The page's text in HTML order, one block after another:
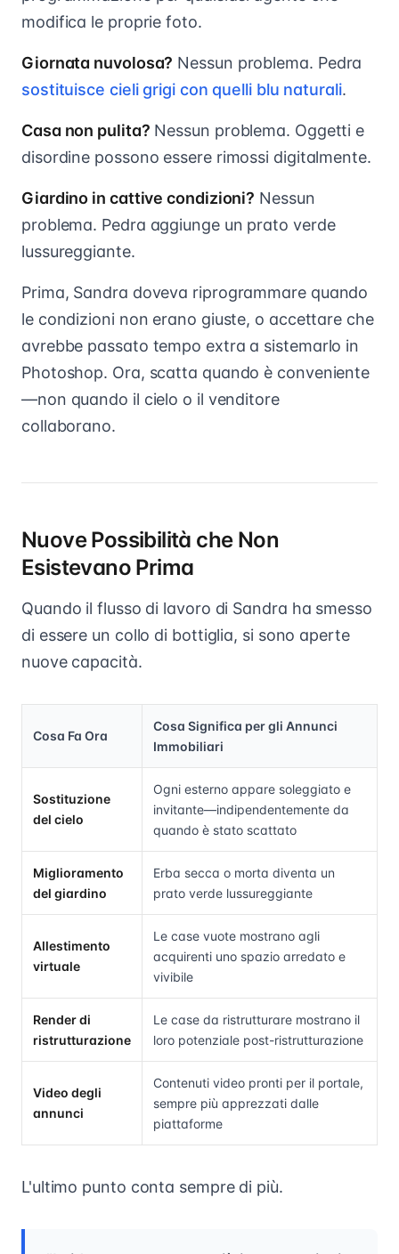
modifica le proprie foto.
Giornata nuvolosa? Nessun problema. Pedra
sostituisce cieli grigi con quelli blu naturali.
Casa non pulita? Nessun problema. Oggetti e
disordine possono essere rimossi digitalmente.
Giardino in cattive condizioni? Nessun
problema. Pedra aggiunge un prato verde
lussureggiante.
Prima, Sandra doveva riprogrammare quando
le condizioni non erano giuste, o accettare che
avrebbe passato tempo extra a sistemarlo in
Photoshop. Ora, scatta quando è conveniente
—non quando il cielo o il venditore
collaborano.
Nuove Possibilità che Non
Esistevano Prima
Quando il flusso di lavoro di Sandra ha smesso
di essere un collo di bottiglia, si sono aperte
nuove capacità.
Cosa Fa Ora
Cosa Significa per gli Annunci
Immobiliari
Sostituzione
del cielo
Ogni esterno appare soleggiato e
invitante—indipendentemente da
quando è stato scattato
Miglioramento
del giardino
Erba secca o morta diventa un
prato verde lussureggiante
Allestimento
virtuale
Le case vuote mostrano agli
acquirenti uno spazio arredato e
vivibile
Render di
ristrutturazione
Le case da ristrutturare mostrano il
loro potenziale post-ristrutturazione
Video degli
annunci
Contenuti video pronti per il portale,
sempre più apprezzati dalle
piattaforme
L'ultimo punto conta sempre di più.